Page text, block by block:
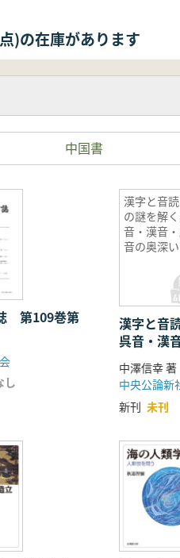
)の在庫があります
中国書
第109巻第
し
漢字と音
の謎を解
音・漢音
音の奥深
漢字と音
呉音・漢
い世界
中澤信幸 著
中央公論新
新刊 未刊